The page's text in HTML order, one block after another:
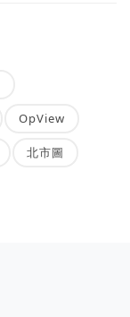
OpView
北市圖